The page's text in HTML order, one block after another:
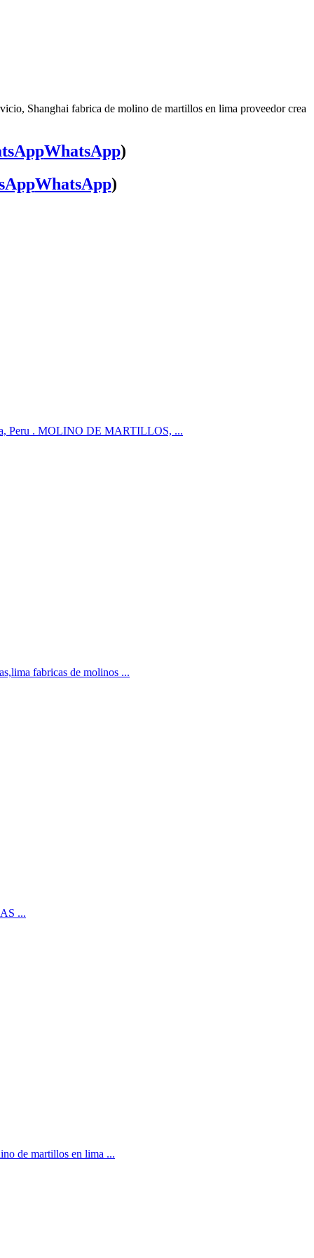
Shanghai fabrica de molino de martillos en lima proveedor crea
WhatsApp)
WhatsApp)
Peru . MOLINO DE MARTILLOS, ...
fabricas de molinos ...
...
de martillos en lima ...